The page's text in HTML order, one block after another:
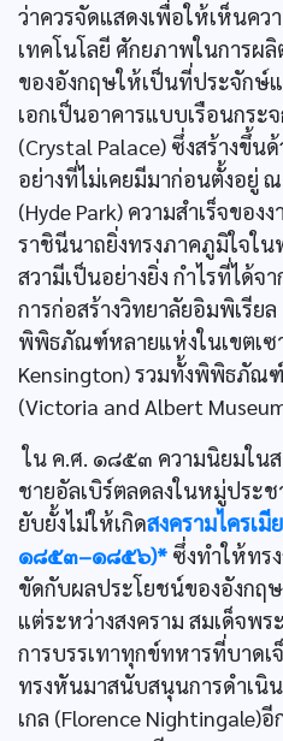
ว่าควรจัดแสดงเพื่อให้เห็นคว
เทคโนโลยี ศักยภาพในการผ
ของอังกฤษให้เป็นที่ประจักษ์
เอกเป็นอาคารแบบเรือนกระ
(Crystal Palace) ซึ่งสร้างขึ้น
อย่างที่ไม่เคยมีมาก่อนตั้งอยู่
(Hyde Park) ความสำเร็จของ
ราชินีนาถยิ่งทรงภาคภูมิใจใ
สวามีเป็นอย่างยิ่ง กำไรที่ได้จ
การก่อสร้างวิทยาลัยอิมพิเรีย
พิพิธภัณฑ์หลายแห่งในเขตเซ
Kensington) รวมทั้งพิพิธภัณ
(Victoria and Albert
ใน ค.ศ. ๑๘๕๓ ความนิยมใน
ชายอัลเบิร์ตลดลงในหมู่ประ
ยับยั้งไม่ให้เกิดสงครามไครเมี
๑๘๕๓–๑๘๕๖)* ซึ่งทำให้ทร
ขัดกับผลประโยชน์ของอังกฤ
แต่ระหว่างสงคราม สมเด็จพร
การบรรเทาทุกข์ทหารที่บาด
ทรงหันมาสนับสนุนการดำเนิ
เกล (Florence Nightingale)